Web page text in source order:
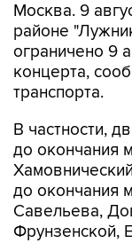
Москва. 9
районе
ограничено 9
концерта,
транспорта.
В частности,
до окончания
до окончания
Савельева,
Фрунзенской,